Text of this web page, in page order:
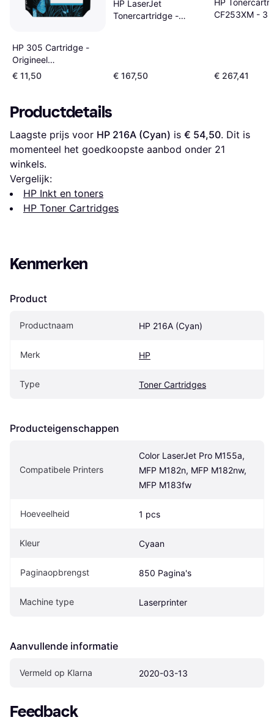
HP 305 Cartridge -
Origineel
Cyaan/Magenta/Geel
€ 11,50
HP LaserJet
Tonercartridge -
€ 167,50
HP
CF253XM - 3
€ 267,41
Productdetails
Laagste prijs voor HP 216A (Cyan) is € 54,50. Dit is
momenteel het goedkoopste aanbod onder 21
winkels.
Vergelijk:
HP Inkt en toners
HP Toner Cartridges
Kenmerken
Product
Productnaam HP 216A (Cyan)
Merk HP
Type Toner Cartridges
Producteigenschappen
Compatibele Printers
Color LaserJet Pro M155a,
MFP M182n, MFP M182nw,
MFP M183fw
Hoeveelheid 1 pcs
Kleur Cyaan
Paginaopbrengst 850 Pagina's
Machine type Laserprinter
Aanvullende informatie
Vermeld op Klarna 2020-03-13
Feedback